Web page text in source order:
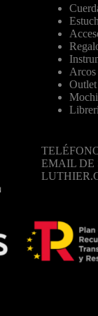
Arcos
Outlet
EMAIL DE